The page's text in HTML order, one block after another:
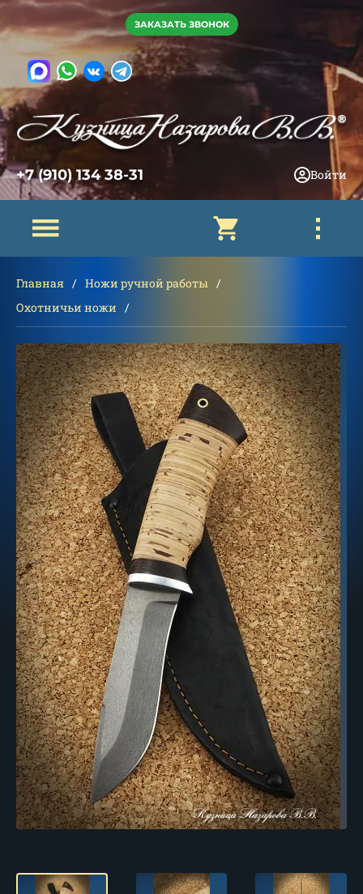
ЗАКАЗАТЬ ЗВОНОК
+7 (910) 134 38-31 Войти
Главная
Ножи ручной работы
Охотничьи ножи